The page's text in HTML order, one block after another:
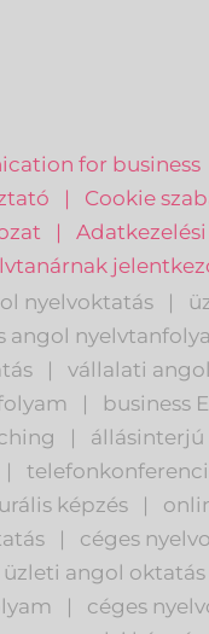
for business
| Cookie
|
nyelvoktatás
|
angol
| vállalati angol
| business
|
|
képzés
| o
| céges
üzleti angol oktatás
| céges